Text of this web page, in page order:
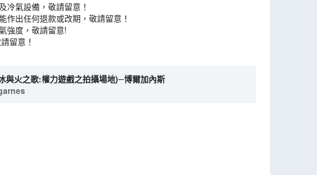
冷氣設備，敬請留意！
出任何退款或改期，敬請留意！
強度，敬請留意!
留意！
火之歌:權力遊戲之拍攝場地)─博爾加內斯